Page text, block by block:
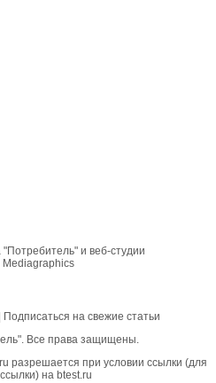
и веб-студии
Mediagraphics
Подписаться на свежие статьи
Все права защищены.
разрешается при условии ссылки (для
на btest.ru